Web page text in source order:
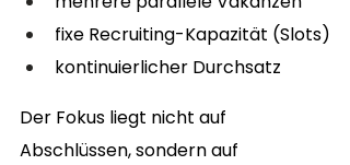
fixe Recruiting-Kapazität (Slots)
kontinuierlicher Durchsatz
Der Fokus liegt nicht auf
Abschlüssen, sondern auf